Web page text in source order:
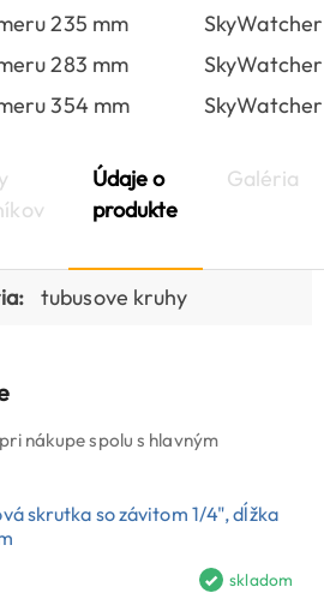
235 mm
283 mm
354 mm
Údaje o
produkte
Galéria
tubusove kruhy
nákupe spolu s hlavným
skrutka so závitom 1/4", dĺžka
skladom